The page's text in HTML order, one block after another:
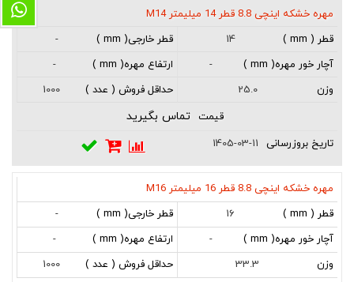
مهره خشکه اینچی 8.8 قطر 14 میلیمتر M14
14
-
-
-
25.0
1000
تماس بگیرید
1405-03-11
مهره خشکه اینچی 8.8 قطر 16 میلیمتر M16
16
-
-
-
33.3
1000